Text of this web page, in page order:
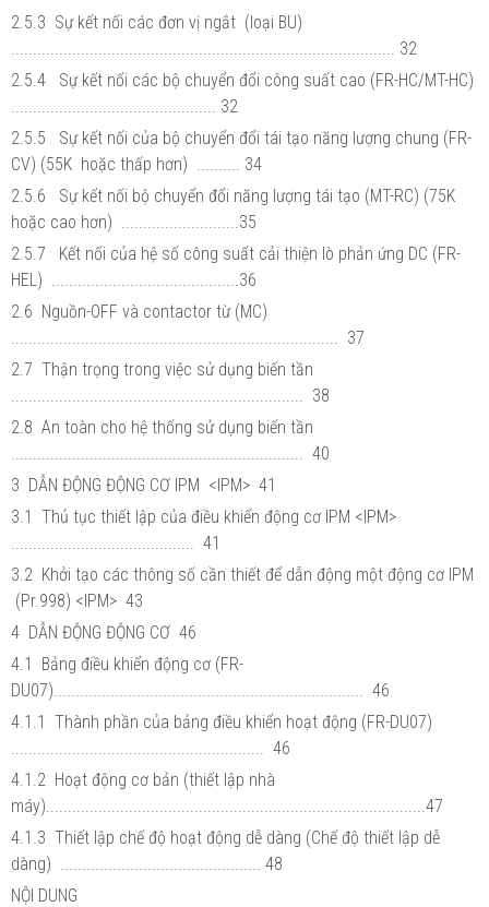
2.5.3 Sự kết nối các đơn vị ngắt (loại BU)
........................................................................................ 32
2.5.4 Sự kết nối các bộ chuyển đổi công suất cao (FR-HC/MT-HC)
............................................... 32
2.5.5 Sự kết nối của bộ chuyển đổi tái tạo năng lượng chung (FR-
CV) (55K hoặc thấp hơn) .......... 34
2.5.6 Sự kết nối bộ chuyển đổi năng lượng tái tạo (MT-RC) (75K
hoặc cao hơn) ...........................35
2.5.7 Kết nối của hệ số công suất cải thiện lò phản ứng DC (FR-
HEL) ...........................................36
2.6 Nguồn-OFF và contactor từ (MC)
........................................................................... 37
2.7 Thận trọng trong việc sử dụng biến tần
................................................................... 38
2.8 An toàn cho hệ thống sử dụng biến tần
................................................................... 40
3 DẪN ĐỘNG ĐỘNG CƠ IPM <IPM> 41
3.1 Thủ tục thiết lập của điều khiển động cơ IPM <IPM>
.......................................... 41
3.2 Khởi tạo các thông số cần thiết để dẫn động một động cơ IPM
(Pr.998) <IPM> 43
4 DẪN ĐỘNG ĐỘNG CƠ 46
4.1 Bảng điều khiển động cơ (FR-
DU07)....................................................................... 46
4.1.1 Thành phần của bảng điều khiển hoạt động (FR-DU07)
.......................................................... 46
4.1.2 Hoạt động cơ bản (thiết lập nhà
máy).......................................................................................47
4.1.3 Thiết lập chế độ hoạt động dễ dàng (Chế độ thiết lập dễ
dàng) .............................................. 48
NỘI DUNG